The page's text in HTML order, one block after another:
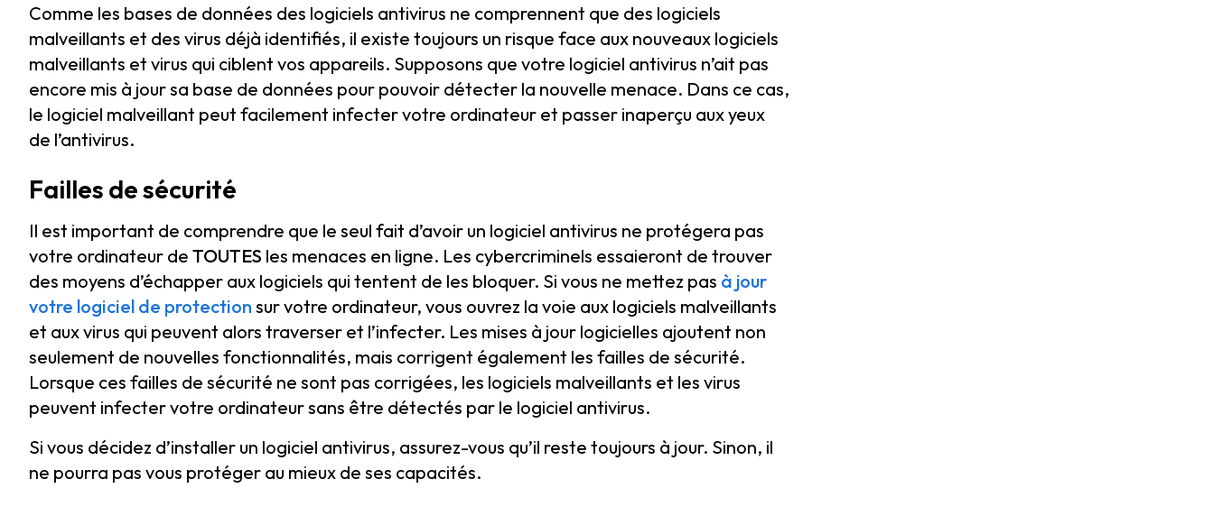
Comme les bases de données des logiciels antivirus ne comprennent que des logiciels
malveillants et des virus déjà identifiés, il existe toujours un risque face aux nouveaux logiciels
malveillants et virus qui ciblent vos appareils. Supposons que votre logiciel antivirus n’ait pas
encore mis à jour sa base de données pour pouvoir détecter la nouvelle menace. Dans ce cas,
le logiciel malveillant peut facilement infecter votre ordinateur et passer inaperçu aux yeux
de l’antivirus.
Failles de sécurité
Il est important de comprendre que le seul fait d’avoir un logiciel antivirus ne protégera pas
votre ordinateur de TOUTES les menaces en ligne. Les cybercriminels essaieront de trouver
des moyens d’échapper aux logiciels qui tentent de les bloquer. Si vous ne mettez pas à jour
votre logiciel de protection sur votre ordinateur, vous ouvrez la voie aux logiciels malveillants
et aux virus qui peuvent alors traverser et l’infecter. Les mises à jour logicielles ajoutent non
seulement de nouvelles fonctionnalités, mais corrigent également les failles de sécurité.
Lorsque ces failles de sécurité ne sont pas corrigées, les logiciels malveillants et les virus
peuvent infecter votre ordinateur sans être détectés par le logiciel antivirus.
Si vous décidez d’installer un logiciel antivirus, assurez-vous qu’il reste toujours à jour. Sinon, il
ne pourra pas vous protéger au mieux de ses capacités.